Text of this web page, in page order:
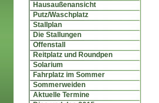
Hausaußenansicht
Putz/Waschplatz
Stallplan
Die Stallungen
Offenstall
Reitplatz und Roundpen
Solarium
Fahrplatz im Sommer
Sommerweiden
Aktuelle Termine